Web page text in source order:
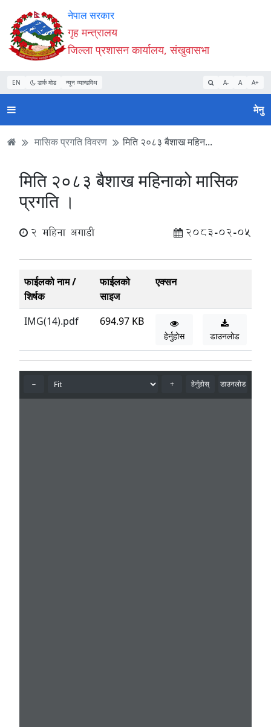
Accessibility
Mode
सुरु
गर्नुहोस्
सामाग्री
पढ्नुहाेस्
नेभिगेसन
पढ्नुहाेस्
वेबसाइट
खोजमा
जानुहोस्
नेपाल सरकार
गृह मन्त्रालय
जिल्ला प्रशासन कार्यालय, संखुवासभा
EN डार्क मोड न्यून व्यान्डविथ A- A A+
मेनु
मासिक प्रगति विवरण मिति २०८३ बैशाख महिन...
मिति २०८३ बैशाख महिनाको मासिक
प्रगति ।
2 महिना अगाडी 2083-02-05
फाईलको नाम /
शिर्षक
फाईलको
साइज
एक्सन
IMG(14).pdf 694.97 KB
हेर्नुहोस डाउनलोड